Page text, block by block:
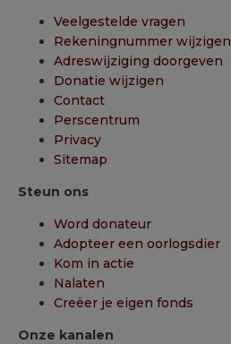
Veelgestelde vragen
Rekeningnummer wijzigen
Adreswijziging doorgeven
Donatie wijzigen
Contact
Perscentrum
Privacy
Sitemap
Steun ons
Word donateur
Adopteer een oorlogsdier
Kom in actie
Nalaten
Creëer je eigen fonds
Onze kanalen